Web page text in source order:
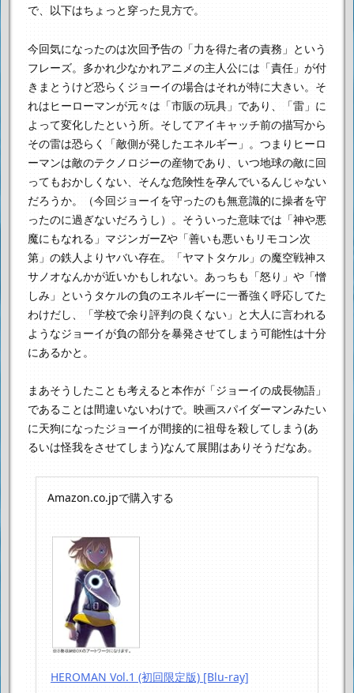
で、以下はちょっと穿った見方で。
今回気になったのは次回予告の「力を得た者の責務」という
フレーズ。 多かれ少なかれアニメの主人公には「責任」が付
きまとうけど恐らくジョーイの場合はそれが特に大きい。 そ
れはヒーローマンが元々は「市販の玩具」であり、「雷」に
よって変化したという所。 そしてアイキャッチ前の描写から
その雷は恐らく「敵側が発したエネルギー」。 つまりヒーロ
ーマンは敵のテクノロジーの産物であり、 いつ地球の敵に回
ってもおかしくない、そんな危険性を孕んでいるんじゃない
だろうか。
（今回ジョーイを守ったのも無意識的に操者を守
ったのに過ぎないだろうし）。 そういった意味では「神や悪
魔にもなれる」マジンガーZや 「善いも悪いもリモコン次
第」の鉄人よりヤバい存在。
「ヤマトタケル」の魔空戦神ス
サノオなんかが近いかもしれない。 あっちも「怒り」や「憎
しみ」というタケルの負のエネルギーに一番強く呼応してた
わけだし、
「学校で余り評判の良くない」と大人に言われる
ようなジョーイが負の部分を暴発させてしまう可能性は十分
にあるかと。
まあそうしたことも考えると本作が「ジョーイの成長物語」
であることは間違いないわけで。 映画スパイダーマンみたい
に天狗になったジョーイが間接的に祖母を殺してしまう(あ
るいは怪我をさせてしまう)なんて展開はありそうだなあ。
Amazon.co.jpで購入する
HEROMAN Vol.1 (初回限定版) [Blu-ray]